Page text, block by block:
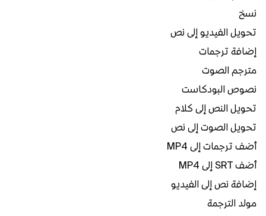
نسخ
تحويل الفيديو إلى نص
إضافة ترجمات
مترجم الصوت
نصوص البودكاست
تحويل النص إلى كلام
تحويل الصوت إلى نص
أضف ترجمات إلى MP4
أضف SRT إلى MP4
إضافة نص إلى الفيديو
مولد الترجمة